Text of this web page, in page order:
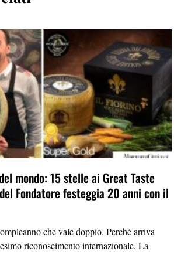
mondo: 15 stelle ai Great Taste
Fondatore festeggia 20 anni con il
che vale doppio. Perché arriva
riconoscimento internazionale. La